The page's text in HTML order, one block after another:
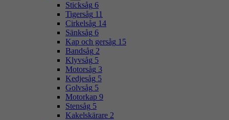
Sticksåg 6
Tigersåg 11
Cirkelsåg 14
Sänksåg 6
Kap och gersåg 15
Bandsåg 2
Klyvsåg 5
Motorsåg 3
Kedjesåg 5
Golvsåg 5
Motorkap 9
Stensåg 5
Kakelskärare 2